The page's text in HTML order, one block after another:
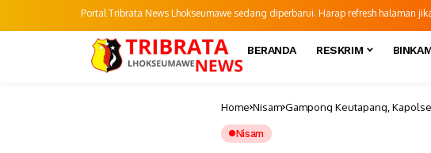
Portal Tribrata News Lhokseumawe sedang diperbarui. Harap refresh halaman
BERANDA RESKRIM
Home Nisam Gampong Keutapang,
Nisam